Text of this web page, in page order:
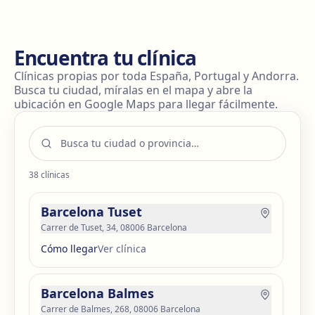
trabajar en la capa más profunda de la piel, produce
una adherencia mucho mayor. Esta técnica además
preserva la viabilidad de las células de la grasa, lo que
hace que la grasa extraída sea ideal para volver a ser
utilizada para realizar un aumento de otra zona, lo que
se denomina un lipofilling.
Encuentra tu clínica
Clínicas propias por toda España, Portugal y Andorra.
Busca tu ciudad, míralas en el mapa y abre la
ubicación en Google Maps para llegar fácilmente.
38clínicas
Barcelona Tuset
Carrer de Tuset, 34, 08006 Barcelona
Cómo llegarVer clínica
Barcelona Balmes
Carrer de Balmes, 268, 08006 Barcelona